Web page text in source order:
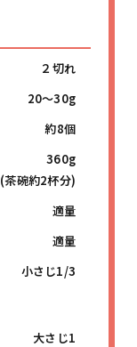
２切れ
20～30g
約8個
360g
(茶碗約2杯分)
適量
適量
小さじ1/3
大さじ1